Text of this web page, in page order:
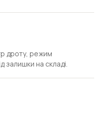
дроту, режим
залишки на складі.